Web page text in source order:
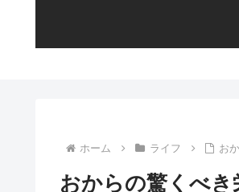
ホーム ライフ お
おからの驚くべ